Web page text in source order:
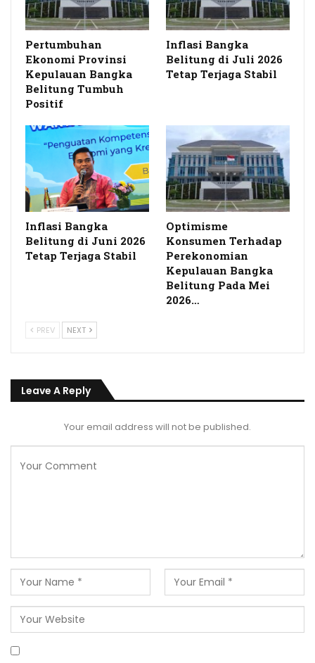
Pertumbuhan
Ekonomi Provinsi
Kepulauan Bangka
Belitung Tumbuh
Positif
Inflasi Bangka
Belitung di Juli 2026
Tetap Terjaga Stabil
Inflasi Bangka
Belitung di Juni 2026
Tetap Terjaga Stabil
Optimisme
Konsumen Terhadap
Perekonomian
Kepulauan Bangka
Belitung Pada Mei
2026…
PREV NEXT
Leave A Reply
Your email address will not be published.